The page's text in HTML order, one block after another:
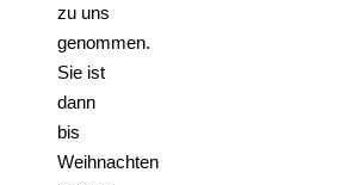
zu uns
genommen.
Sie ist
dann
bis
Weihnachten